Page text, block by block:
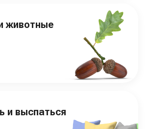
животные
и выспаться